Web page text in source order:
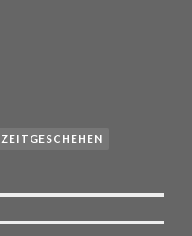
ZEITGESCHEHEN